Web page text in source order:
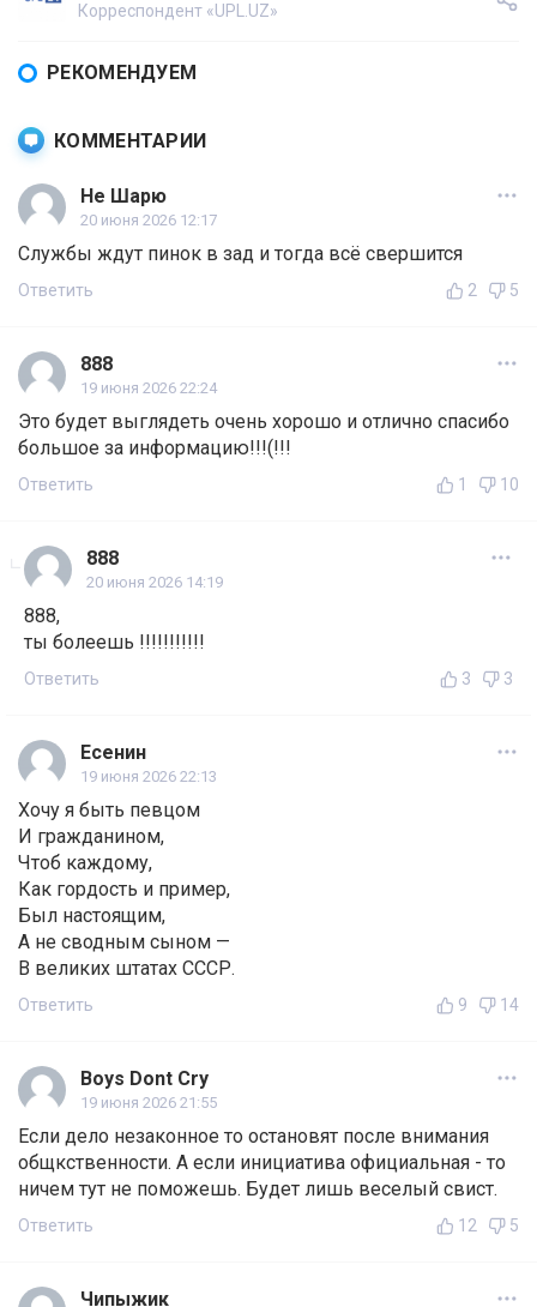
Корреспондент «UPL.UZ»
РЕКОМЕНДУЕМ
КОММЕНТАРИИ
Не Шарю
20 июня 2026 12:17
Службы ждут пинок в зад и тогда всё свершится
Ответить 2 5
888
19 июня 2026 22:24
Это будет выглядеть очень хорошо и отлично спасибо
большое за информацию!!!(!!!
Ответить 1 10
888
20 июня 2026 14:19
888,
ты болеешь !!!!!!!!!!!
Ответить 3 3
Есенин
19 июня 2026 22:13
Хочу я быть певцом
И гражданином,
Чтоб каждому,
Как гордость и пример,
Был настоящим,
А не сводным сыном —
В великих штатах СССР.
Ответить 9 14
Boys Dont Cry
19 июня 2026 21:55
Если дело незаконное то остановят после внимания
общкственности. А если инициатива официальная - то
ничем тут не поможешь. Будет лишь веселый свист.
Ответить 12 5
Чипыжик